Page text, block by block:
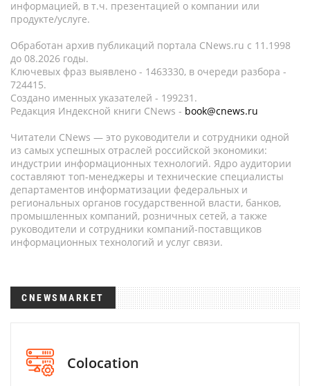
информацией, в т.ч. презентацией о компании или
продукте/услуге.
Обработан архив публикаций портала CNews.ru c 11.1998
до 08.2026 годы.
Ключевых фраз выявлено - 1463330, в очереди разбора -
724415.
Создано именных указателей - 199231.
Редакция Индексной книги CNews - book@cnews.ru
Читатели CNews — это руководители и сотрудники одной
из самых успешных отраслей российской экономики:
индустрии информационных технологий. Ядро аудитории
составляют топ-менеджеры и технические специалисты
департаментов информатизации федеральных и
региональных органов государственной власти, банков,
промышленных компаний, розничных сетей, а также
руководители и сотрудники компаний-поставщиков
информационных технологий и услуг связи.
CNEWSMARKET
Colocation